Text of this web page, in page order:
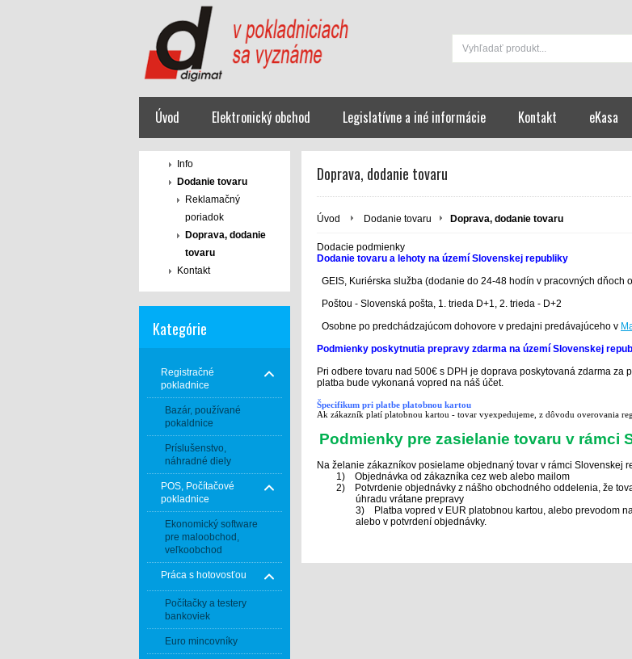
Úvod Elektronický obchod Legislatívne a iné informácie Kontakt eKasa
Info
Dodanie tovaru
Reklamačný
poriadok
Doprava, dodanie
tovaru
Kontakt
Kategórie
Registračné
pokladnice
Bazár, používané
pokaldnice
Príslušenstvo,
náhradné diely
POS, Počítačové
pokladnice
Ekonomický software
pre maloobchod,
veľkoobchod
Práca s hotovosťou
Počítačky a testery
bankoviek
Euro mincovníky
Doprava, dodanie tovaru
Úvod Dodanie tovaru Doprava, dodanie tovaru
Dodacie podmienky
Dodanie tovaru a lehoty na území Slovenskej republiky
GEIS, Kuriérska služba (dodanie do 24-48 hodín v pracovných dňoch
Poštou - Slovenská pošta, 1. trieda D+1, 2. trieda - D+2
Osobne po predchádzajúcom dohovore v predajni predávajúceho v
Podmienky poskytnutia prepravy zdarma na území Slovenskej
Pri odbere tovaru nad 500€ s DPH je doprava poskytovaná zdarma
platba bude vykonaná vopred na náš účet.
Špecifikum pri platbe platobnou kartou
Ak zákazník platí platobnou kartou - tovar vyexpedujeme, z dôvodu overovania
Podmienky pre zasielanie tovaru v rámci
Na želanie zákazníkov posielame objednaný tovar v rámci Slovenskej
1)
Objednávka od zákazníka cez web alebo mailom
2)
Potvrdenie objednávky z nášho obchodného oddelenia, že
úhradu vrátane prepravy
3)
Platba vopred v EUR platobnou kartou, alebo prevodom
alebo v potvrdení objednávky.